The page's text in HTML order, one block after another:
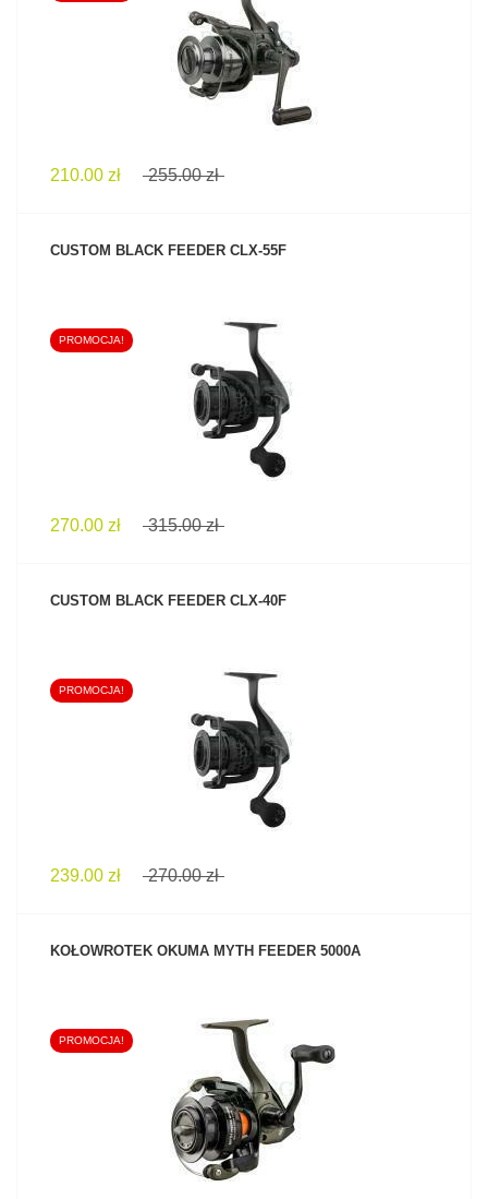
ZOBACZ PRODUKT
210.00 zł 255.00 zł
CUSTOM BLACK FEEDER CLX-55F
ZOBACZ PRODUKT
PROMOCJA!
270.00 zł 315.00 zł
CUSTOM BLACK FEEDER CLX-40F
ZOBACZ PRODUKT
PROMOCJA!
239.00 zł 270.00 zł
KOŁOWROTEK OKUMA MYTH FEEDER 5000A
ZOBACZ PRODUKT
PROMOCJA!